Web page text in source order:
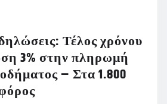
Τέλος χρόνου
3% στην πληρωμή
– Στα 1.800